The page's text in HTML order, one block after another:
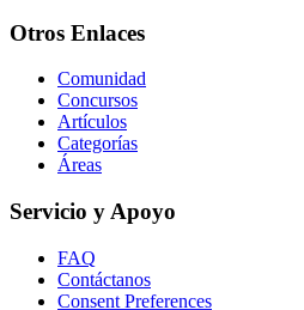
Otros Enlaces
Comunidad
Concursos
Artículos
Categorías
Áreas
Servicio y Apoyo
FAQ
Contáctanos
Consent Preferences